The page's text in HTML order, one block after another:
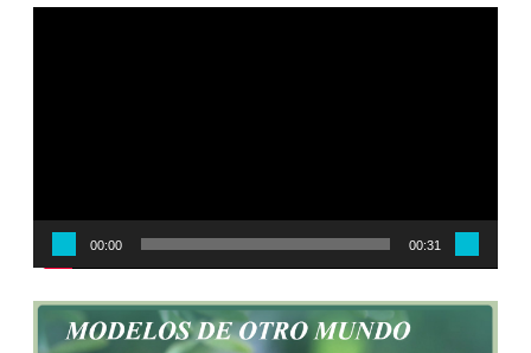
Reproductor
00:00 00:31